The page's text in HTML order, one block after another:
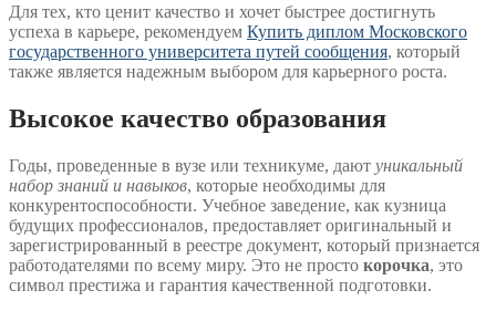
Для тех, кто ценит качество и хочет быстрее достигнуть
успеха в карьере, рекомендуем Купить диплом Московского
государственного университета путей сообщения, который
также является надежным выбором для карьерного роста.
Высокое качество образования
Годы, проведенные в вузе или техникуме, дают уникальный
набор знаний и навыков, которые необходимы для
конкурентоспособности. Учебное заведение, как кузница
будущих профессионалов, предоставляет оригинальный и
зарегистрированный в реестре документ, который признается
работодателями по всему миру. Это не просто корочка, это
символ престижа и гарантия качественной подготовки.